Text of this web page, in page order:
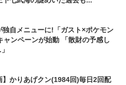
独自メニューに!「ガスト×ポケモン
ャンペーンが始動 「散財の予感し
】かりあげクン(1984回)毎日2回配